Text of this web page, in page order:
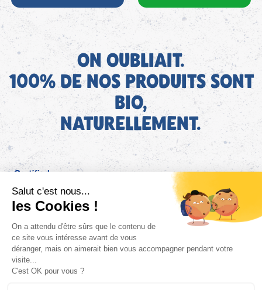
ON OUBLIAIT.
100% DE NOS PRODUITS SONT
BIO,
NATURELLEMENT.
FR
Bjorg pour les pros
Instagram Facebook
Retrouvez les informations AGEC de nos produits sur le site